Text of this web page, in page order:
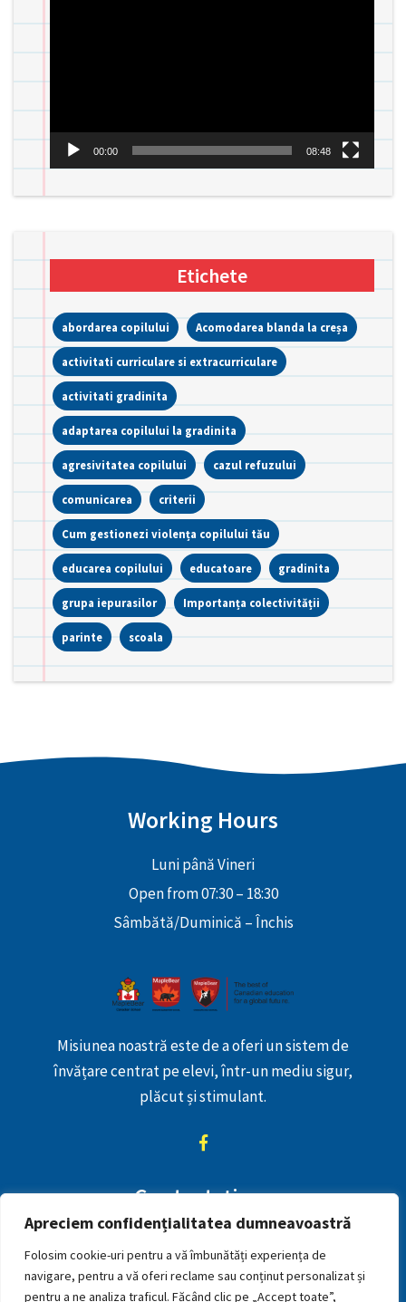
Apreciem confidențialitatea dumneavoastră
Folosim cookie-uri pentru a vă îmbunătăți experiența de
navigare, pentru a vă oferi reclame sau conținut personalizat și
pentru a ne analiza traficul. Făcând clic pe „Accept toate”,
00:00 08:48
Etichete
abordarea copilului Acomodarea blanda la creșa
activitati curriculare si extracurriculare
activitati gradinita
adaptarea copilului la gradinita
agresivitatea copilului cazul refuzului
comunicarea criterii
Cum gestionezi violența copilului tău
educarea copilului educatoare gradinita
grupa iepurasilor Importanța colectivității
parinte scoala
Working Hours
Luni până Vineri
Open from 07:30 – 18:30
Sâmbătă/Duminică – Închis
Misiunea noastră este de a oferi un sistem de
învățare centrat pe elevi, într-un mediu sigur,
plăcut și stimulant.
Contactaţi-ne
mihaelajaradat@yahoo.com